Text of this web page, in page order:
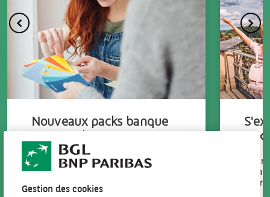
Nouveaux packs banque
au quotidien
Pour une gestion de vos comptes
qui vous ressemble !
pour
Gestion des cookies